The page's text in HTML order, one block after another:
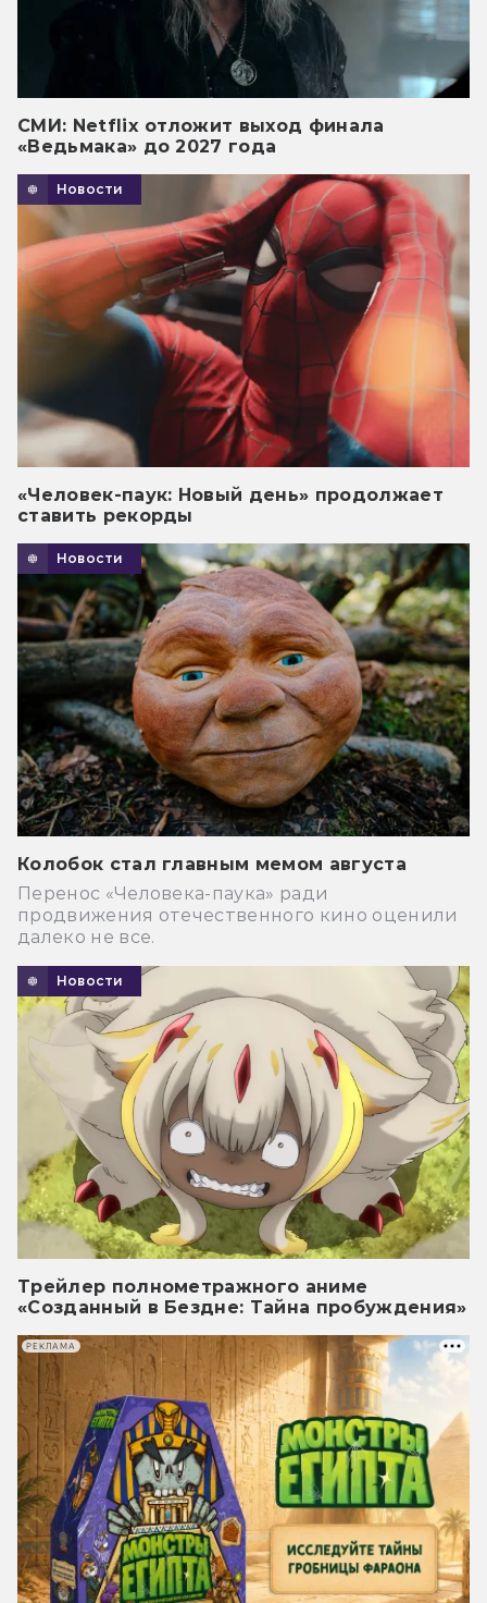
СМИ: Netflix отложит выход финала
«Ведьмака» до 2027 года
Новости
«Человек-паук: Новый день» продолжает
ставить рекорды
Новости
Колобок стал главным мемом августа
Перенос «Человека-паука» ради
продвижения отечественного кино оценили
далеко не все.
Новости
Трейлер полнометражного аниме
«Созданный в Бездне: Тайна пробуждения»
РЕКЛАМА